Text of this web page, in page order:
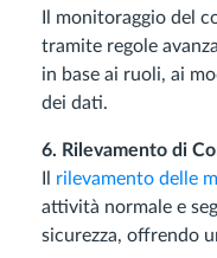
Il monitoraggio del
tramite regole
in base ai ruoli, ai
dei dati.
6. Rilevamento di
rilevamento delle
attività normale e
sicurezza, offrendo